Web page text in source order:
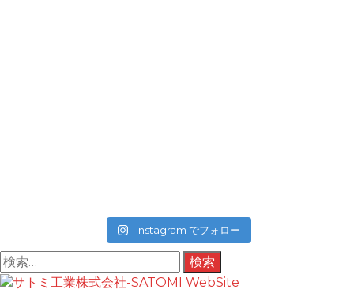
Instagram でフォロー
検
索:
コ